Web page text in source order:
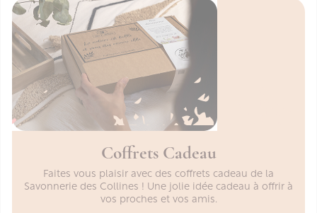
Coffrets Cadeau
Faites vous plaisir avec des coffrets cadeau de la
Savonnerie des Collines ! Une jolie idée cadeau à offrir à
vos proches et vos amis.